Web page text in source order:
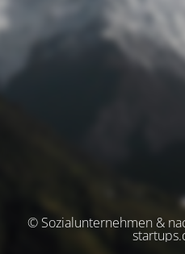
© Sozialunternehmen &